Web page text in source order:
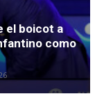
el boicot a
como